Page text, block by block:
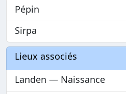
Pépin
Sirpa
Lieux associés
Landen — Naissance